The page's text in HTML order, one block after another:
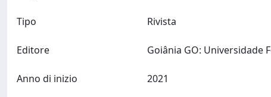
Tipo Rivista
Editore
Anno di inizio